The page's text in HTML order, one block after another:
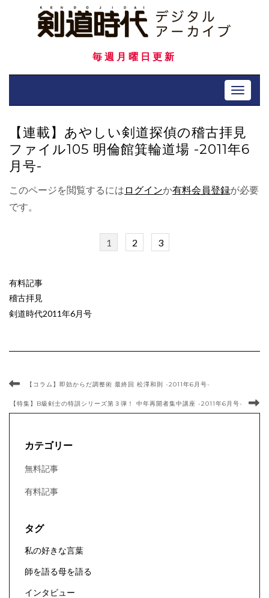
毎週月曜日更新
Toggle
【連載】あやしい剣道探偵の稽古拝見
ファイル105 明倫館箕輪道場 -2011年6
月号-
このページを閲覧するには ログインか有料会員登録が必要
です。
1 2 3
有料記事
稽古拝見
剣道時代2011年6月号
【コラム】即効からだ調整術 最終回 松澤和則 -2011年6月号-
【特集】B級剣士の特訓シリーズ第３弾！ 中年再開者集中講座 -2011年6月号-
カテゴリー
無料記事
有料記事
タグ
私の好きな言葉
師を語る母を語る
インタビュー